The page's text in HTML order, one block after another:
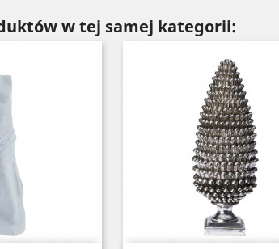
w tej samej kategorii: